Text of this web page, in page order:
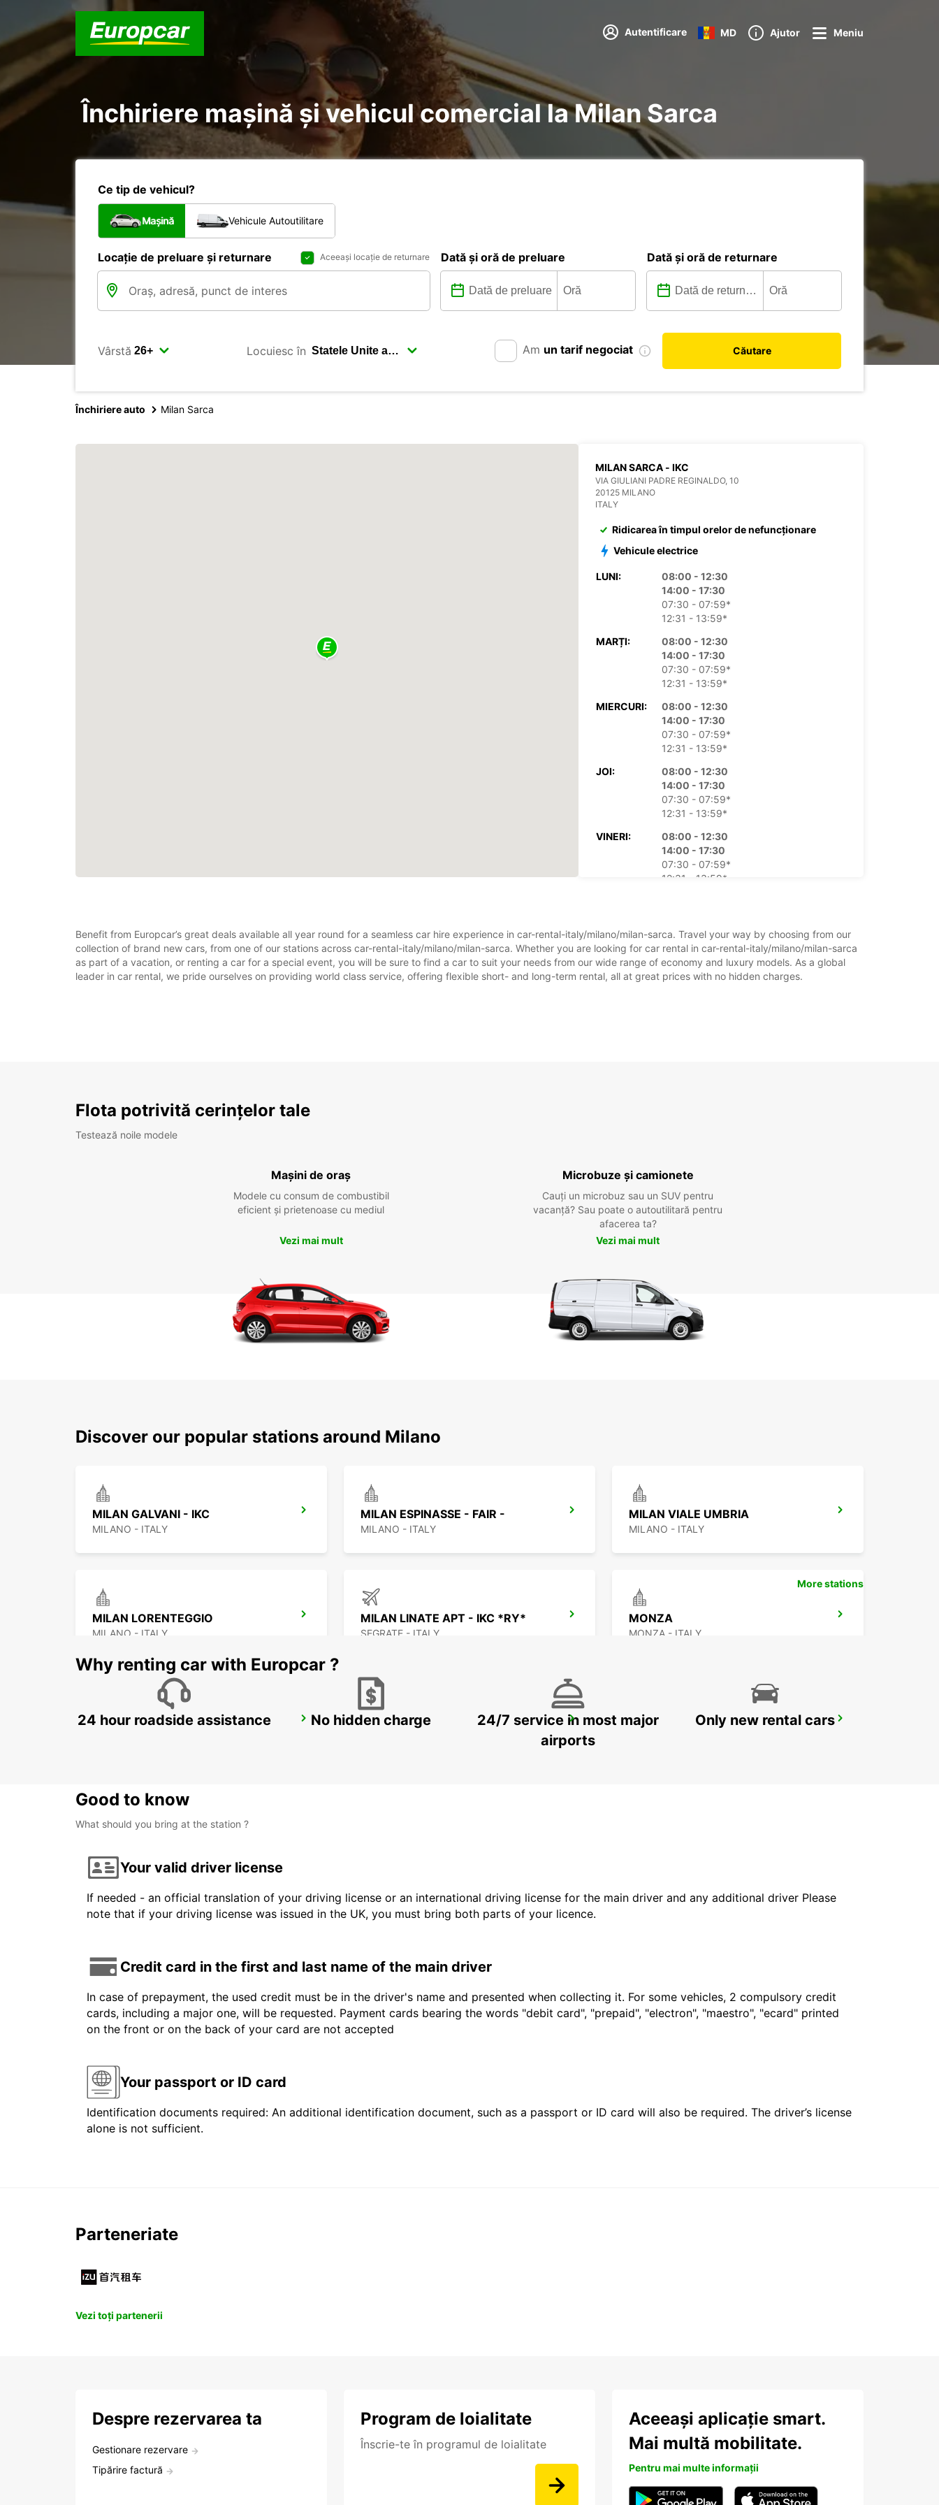
Autentificare MD Ajutor Meniu
Închiriere mașină și vehicul comercial la Milan Sarca
Ce tip de vehicul?
Mașină Vehicule Autoutilitare
Locație de preluare și returnare Aceeași locație de returnare Dată și oră de preluare Dată și oră de returnare
Vârstă Locuiesc în Am un tarif negociat Căutare
Închiriere auto Milan Sarca
MILAN SARCA - IKC
VIA GIULIANI PADRE REGINALDO, 10
20125 MILANO
ITALY
Ridicarea în timpul orelor de nefuncționare
Vehicule electrice
LUNI:
08:00 - 12:30
14:00 - 17:30
07:30 - 07:59*
12:31 - 13:59*
MARȚI:
08:00 - 12:30
14:00 - 17:30
07:30 - 07:59*
12:31 - 13:59*
MIERCURI:
08:00 - 12:30
14:00 - 17:30
07:30 - 07:59*
12:31 - 13:59*
JOI:
08:00 - 12:30
14:00 - 17:30
07:30 - 07:59*
12:31 - 13:59*
VINERI:
08:00 - 12:30
14:00 - 17:30
07:30 - 07:59*
12:31 - 13:59*
14:00 - 17:30*
DUMINICĂ:
Închis
*Cu taxe suplimentare
Benefit from Europcar’s great deals available all year round for a seamless car hire experience in car-rental-italy/milano/milan-sarca. Travel your way by choosing from our
collection of brand new cars, from one of our stations across car-rental-italy/milano/milan-sarca. Whether you are looking for car rental in car-rental-italy/milano/milan-sarca
as part of a vacation, or renting a car for a special event, you will be sure to find a car to suit your needs from our wide range of economy and luxury models. As a global
leader in car rental, we pride ourselves on providing world class service, offering flexible short- and long-term rental, all at great prices with no hidden charges.
Flota potrivită cerințelor tale
Testează noile modele
Mașini de oraș
Modele cu consum de combustibil
eficient și prietenoase cu mediul
Vezi mai mult
Microbuze și camionete
Cauți un microbuz sau un SUV pentru
vacanță? Sau poate o autoutilitară pentru
afacerea ta?
Vezi mai mult
Discover our popular stations around Milano
MILAN GALVANI - IKC
MILANO - ITALY
MILAN ESPINASSE - FAIR -
MILANO - ITALY
MILAN VIALE UMBRIA
MILANO - ITALY
MILAN LORENTEGGIO
MILANO - ITALY
MILAN LINATE APT - IKC *RY*
SEGRATE - ITALY
MONZA
MONZA - ITALY
MILAN ASSAGO CASTELLANZA LODI
More stations
Why renting car with Europcar ?
24 hour roadside assistance No hidden charge
24/7 service in most major
airports
Only new rental cars
Good to know
What should you bring at the station ?
Your valid driver license
If needed - an official translation of your driving license or an international driving license for the main driver and any additional driver Please
note that if your driving license was issued in the UK, you must bring both parts of your licence.
Credit card in the first and last name of the main driver
In case of prepayment, the used credit must be in the driver's name and presented when collecting it. For some vehicles, 2 compulsory credit
cards, including a major one, will be requested. Payment cards bearing the words "debit card", "prepaid", "electron", "maestro", "ecard" printed
on the front or on the back of your card are not accepted
Your passport or ID card
Identification documents required: An additional identification document, such as a passport or ID card will also be required. The driver’s license
alone is not sufficient.
Parteneriate
Vezi toți partenerii
Despre rezervarea ta
Gestionare rezervare
Tipărire factură
Program de loialitate
Înscrie-te în programul de loialitate
Aceeași aplicație smart.
Mai multă mobilitate.
Pentru mai multe informații